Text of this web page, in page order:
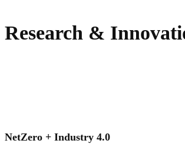
Research &
NetZero + Industry 4.0